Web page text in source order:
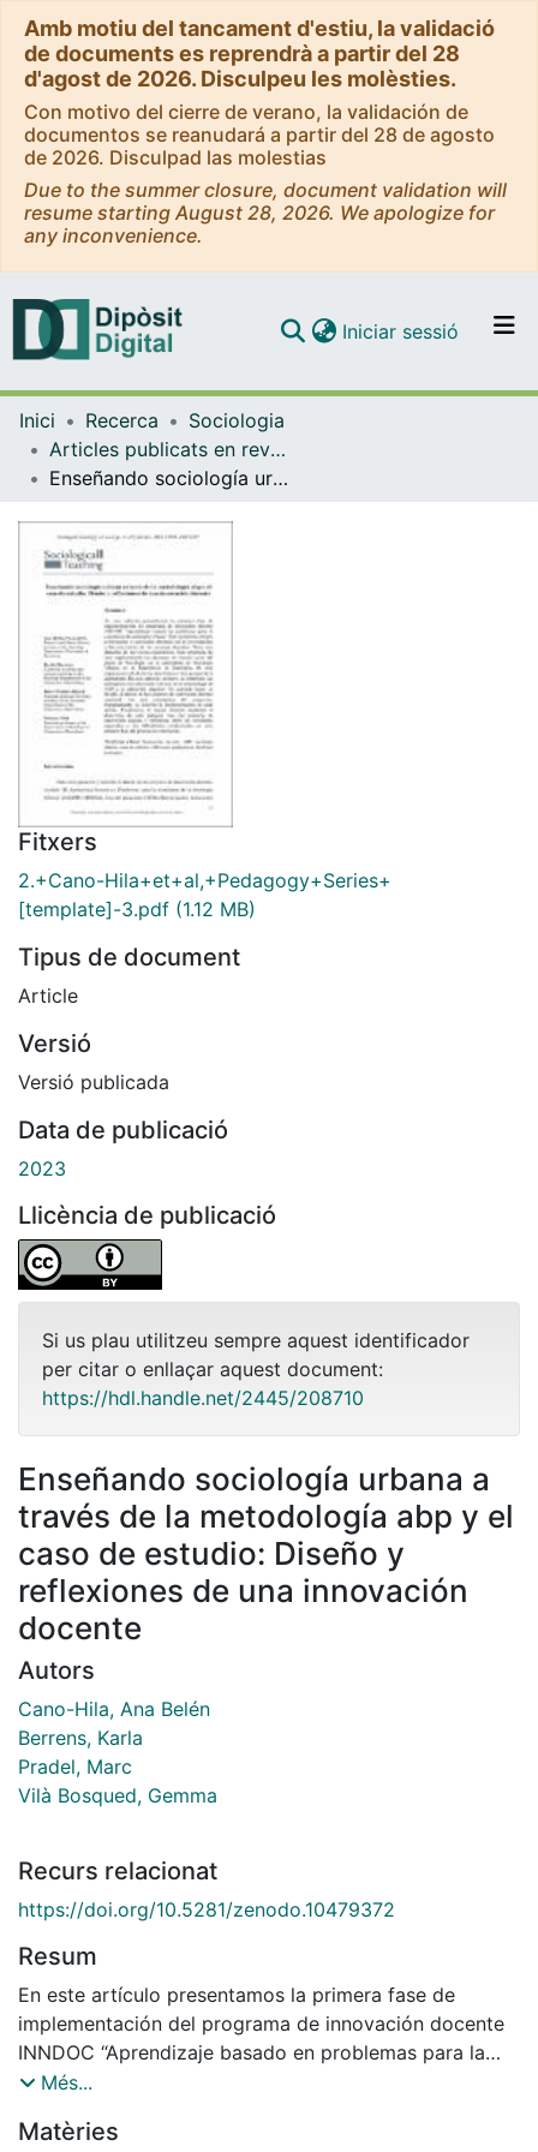
Amb motiu del tancament d'estiu, la validació
de documents es reprendrà a partir del 28
d'agost de 2026. Disculpeu les molèsties.
Con motivo del cierre de verano, la validación de
documentos se reanudará a partir del 28 de agosto
de 2026. Disculpad las molestias
Due to the summer closure, document validation will
resume starting August 28, 2026. We apologize for
any inconvenience.
Navega per tot el DD
Iniciar sessió (current)
Inici Recerca
Sociologia
Articles publicats en revistes (Sociologia)
Enseñando sociología urbana a través de la metodología abp y el caso de estudio: Diseño y reflexiones de una innovación docente
Fitxers
2.+Cano-Hila+et+al,+Pedagogy+Series+
[template]-3.pdf (1.12 MB)
Tipus de document
Article
Versió
Versió publicada
Data de publicació
2023
Llicència de publicació
Si us plau utilitzeu sempre aquest identificador
per citar o enllaçar aquest document:
https://hdl.handle.net/2445/208710
Enseñando sociología urbana a
través de la metodología abp y el
caso de estudio: Diseño y
reflexiones de una innovación
docente
Autors
Cano-Hila, Ana Belén
Berrens, Karla
Pradel, Marc
Vilà Bosqued, Gemma
Recurs relacionat
https://doi.org/10.5281/zenodo.10479372
Resum
En este artículo presentamos la primera fase de
implementación del programa de innovación docente
INNDOC “Aprendizaje basado en problemas para la
enseñanza de sociología urbana”. Este programa
la formación e innovación docentes con la
Més...
Matèries